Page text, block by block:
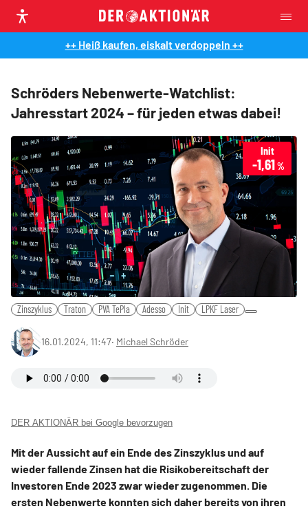
++ Heiß kaufen, eiskalt verdoppeln ++
Schröders Nebenwerte-Watchlist:
Jahresstart 2024 – für jeden etwas dabei!
Init
-1,61%
Zinszyklus Traton PVA TePla Adesso Init LPKF Laser
16.01.2024, 11:47‧ Michael Schröder
DER AKTIONÄR bei Google bevorzugen
Mit der Aussicht auf ein Ende des Zinszyklus und auf
wieder fallende Zinsen hat die Risikobereitschaft der
Investoren Ende 2023 zwar wieder zugenommen. Die
ersten Nebenwerte konnten sich daher bereits von ihren